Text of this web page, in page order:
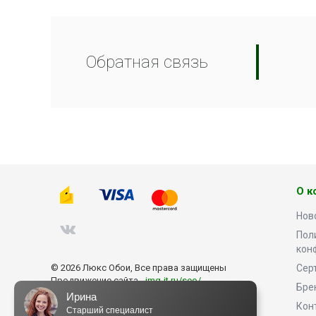
Обратная связь
© 2026 Люкс Обои, Все права защищены
Продвижение сайта -img-it.ru/seo/
О
Ирина
Старший специалист